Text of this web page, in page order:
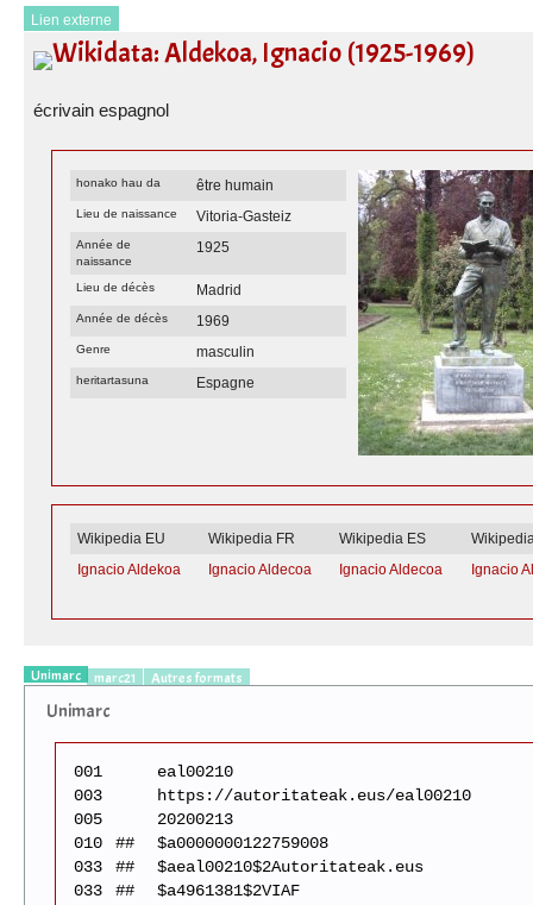
Lien externe
Wikidata: Aldekoa, Ignacio (1925-1969)
écrivain espagnol
honako hau da être humain
Lieu de naissance Vitoria-Gasteiz
Année de
naissance
1925
Lieu de décès Madrid
Année de décès 1969
Genre masculin
heritartasuna Espagne
Wikipedia EU Wikipedia FR Wikipedia ES
Ignacio Aldekoa
Ignacio Aldecoa Ignacio Aldecoa Ignacio
Unimarc marc21 Autres formats
Unimarc
001
eal00210
003
https://autoritateak.eus/eal00210
005
20200213
010
##
$a0000000122759008
033
##
$aeal00210$2Autoritateak.eus
033
##
$a4961381$2VIAF